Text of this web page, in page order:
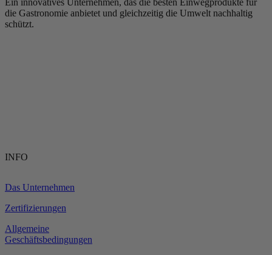
Ein innovatives Unternehmen, das die besten Einwegprodukte für
die Gastronomie anbietet und gleichzeitig die Umwelt nachhaltig
schützt.
INFO
Das Unternehmen
Zertifizierungen
Allgemeine
Geschäftsbedingungen